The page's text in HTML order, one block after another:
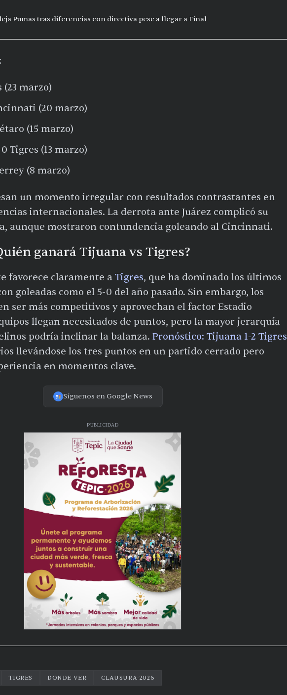
Pumas tras diferencias con directiva pese a llegar a Final
(23 marzo)
(20 marzo)
(15 marzo)
Tigres (13 marzo)
(8 marzo)
un momento irregular con resultados contrastantes en
internacionales. La derrota ante Juárez complicó su
aunque mostraron contundencia goleando al Cincinnati.
ganará Tijuana vs Tigres?
favorece claramente a Tigres, que ha dominado los últimos
goleadas como el 5-0 del año pasado. Sin embargo, los
ser más competitivos y aprovechan el factor Estadio
llegan necesitados de puntos, pero la mayor jerarquía
podría inclinar la balanza. Pronóstico: Tijuana 1-2 Tigres
llevándose los tres puntos en un partido cerrado pero
en momentos clave.
Síguenos en Google News
PUBLICIDAD
TIGRES DONDE VER CLAUSURA-2026